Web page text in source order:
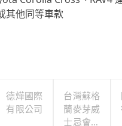
其他同等車款
德燁國際
有限公司
台灣蘇格
蘭麥芽威
士忌會所